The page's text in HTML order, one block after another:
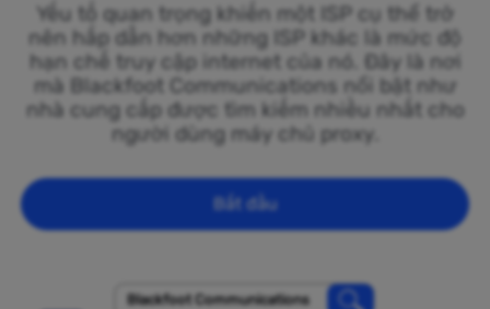
Yếu tố quan trọng khiến một ISP cụ thể trở
nên hấp dẫn hơn những ISP khác là mức độ
hạn chế truy cập internet của nó. Đây là nơi
mà Blackfoot Communications nổi bật như
nhà cung cấp được tìm kiếm nhiều nhất cho
người dùng máy chủ proxy.
Bắt đầu
Blackfoot Communications